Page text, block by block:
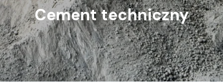
Cement techniczny